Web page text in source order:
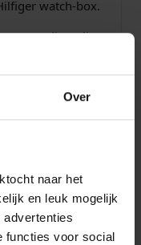
Over
naar het
en leuk mogelijk
advertenties
functies voor social
watch-box.
eenvoudig online
Hilfiger watches